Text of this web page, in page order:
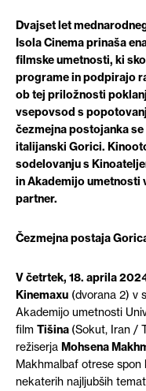
Dvajset let
Isola Cinema prinaša
filmske umetnosti, ki
programe in podpirajo
ob tej priložnosti
vsepovsod s
čezmejna postojanka
italijanski Gorici.
sodelovanju s
in Akademijo umetnosti
partner.
Čezmejna postaja
V četrtek, 18. aprila
Kinemaxu (dvorana 2) v
Akademijo umetnosti
film Tišina (Sokut, Iran /
režiserja Mohsena
Makhmalbaf otrese
nekaterih najljubših